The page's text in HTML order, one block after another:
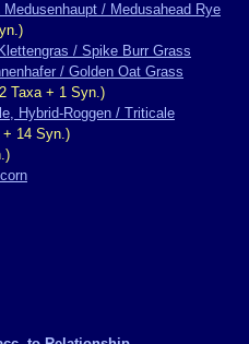
Medusenhaupt / Medusahead Rye
/ Spike Burr Grass
/ Golden Oat Grass
Taxa + 1 Syn.)
Hybrid-Roggen / Triticale
+ 14 Syn.)